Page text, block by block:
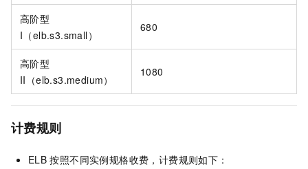
高阶型
I（elb.s3.small）
680
高阶型
II（elb.s3.medium）
1080
计费规则
ELB 按照不同实例规格收费，计费规则如下：